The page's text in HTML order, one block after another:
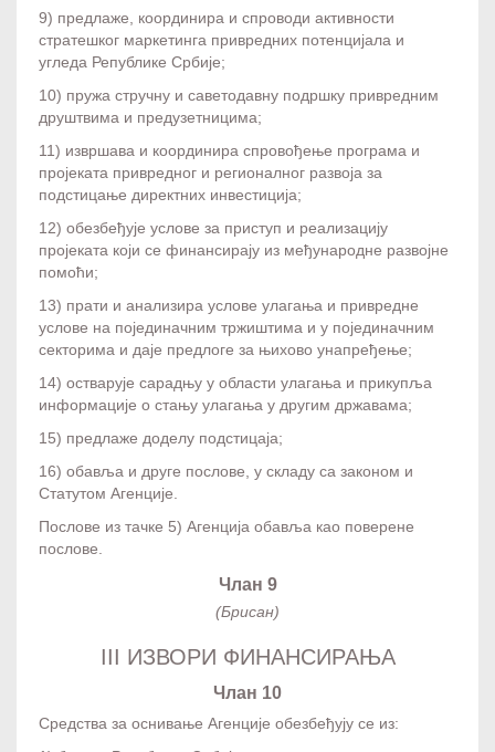
9) предлаже, координира и спроводи активности
стратешког маркетинга привредних потенцијала и
угледа Републике Србије;
10) пружа стручну и саветодавну подршку привредним
друштвима и предузетницима;
11) извршава и координира спровођење програма и
пројеката привредног и регионалног развоја за
подстицање директних инвестиција;
12) обезбеђује услове за приступ и реализацију
пројеката који се финансирају из међународне развојне
помоћи;
13) прати и анализира услове улагања и привредне
услове на појединачним тржиштима и у појединачним
секторима и даје предлоге за њихово унапређење;
14) остварује сарадњу у области улагања и прикупља
информације о стању улагања у другим државама;
15) предлаже доделу подстицаја;
16) обавља и друге послове, у складу са законом и
Статутом Агенције.
Послове из тачке 5) Агенција обавља као поверене
послове.
Члан 9
(Брисан)
III ИЗВОРИ ФИНАНСИРАЊА
Члан 10
Средства за оснивање Агенције обезбеђују се из: